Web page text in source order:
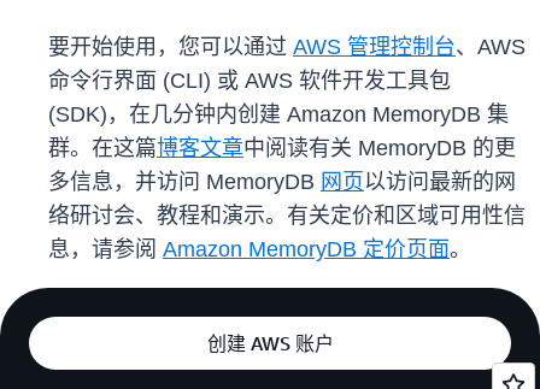
要开始使用，您可以通过 AWS 管理控制台、AWS
命令行界面 (CLI) 或 AWS 软件开发工具包
(SDK)，在几分钟内创建 Amazon MemoryDB 集
群。在这篇博客文章中阅读有关 MemoryDB 的更
多信息，并访问 MemoryDB 网页 以访问最新的网
络研讨会、教程和演示。有关定价和区域可用性信
息，请参阅 Amazon MemoryDB 定价页面。
创建 AWS 账户